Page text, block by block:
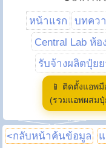
หน้าแรก บทคว
Central Lab ห้
รับจ้างผลิตปุ๋ย
📱 ติดตั้งแอพ
(รวมแอพผสม
<กลับหน้าค้นข้อมูล